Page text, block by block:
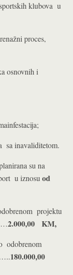
klubova u
proces,
osnovnih i
sa inavaliditetom.
su na
u iznosu od
projektu
2.000,00 KM,
odobrenom
180.000,00